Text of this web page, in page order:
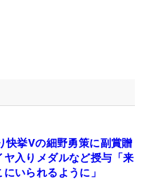
快挙Vの細野勇策に副賞贈
入りメダルなど授与「来
いられるように」